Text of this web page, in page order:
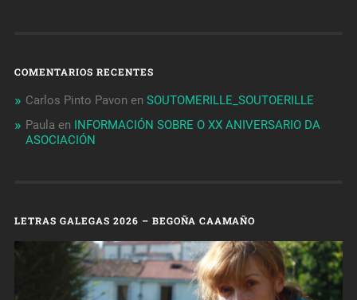
COMENTARIOS RECENTES
Carlos Pinto Pavon en SOUTOMERILLE_SOUTOERILLE
Paula en INFORMACIÓN SOBRE O XX ANIVERSARIO DA
ASOCIACIÓN
LETRAS GALEGAS 2026 – BEGOÑA CAAMAÑO